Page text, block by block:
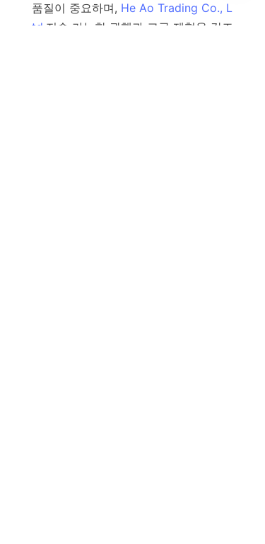
품질이 중요하며, He Ao Trading Co., L
td. 지속 가능한 관행과 고급 제형을 강조